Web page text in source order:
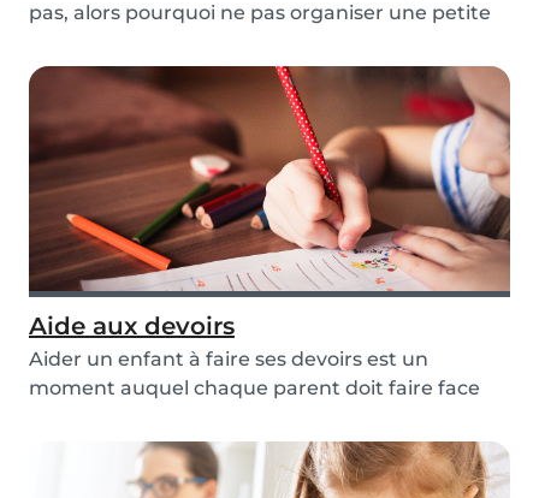
pas, alors pourquoi ne pas organiser une petite
Aide aux devoirs
Aider un enfant à faire ses devoirs est un
moment auquel chaque parent doit faire face